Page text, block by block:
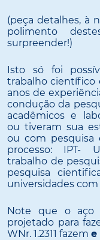
(peça detalhes, à
polimento
surpreender!)
Isto só foi
trabalho científico
anos de
condução da
acadêmicos e
ou tiveram sua
ou com pesquisa
processo: IPT-
trabalho de
pesquisa
universidades com
Note que o aço
projetado para
WNr. 1.2311 fazem e